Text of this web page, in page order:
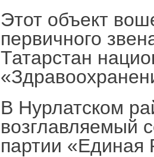
Этот объект
первичного
Татарстан
В Нурлатском
возглавляемый
партии «Единая